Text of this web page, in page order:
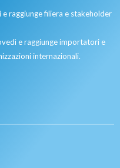
raggiunge filiera e stakeholder
e raggiunge importatori e
internazionali.